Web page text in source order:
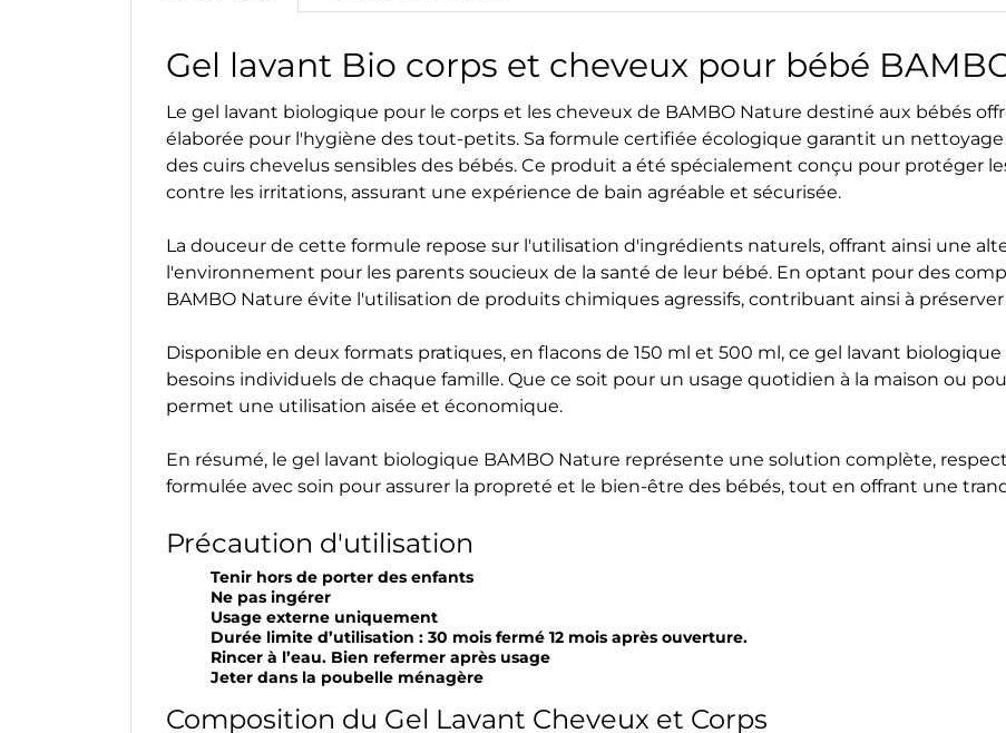
Gel lavant Bio corps et cheveux pour bébé
Le gel lavant biologique pour le corps et les cheveux de BAMBO Nature destiné aux bébés
élaborée pour l'hygiène des tout-petits. Sa formule certifiée écologique garantit un
des cuirs chevelus sensibles des bébés. Ce produit a été spécialement conçu pour protéger
contre les irritations, assurant une expérience de bain agréable et sécurisée.
La douceur de cette formule repose sur l'utilisation d'ingrédients naturels, offrant ainsi une
l'environnement pour les parents soucieux de la santé de leur bébé. En optant pour des
BAMBO Nature évite l'utilisation de produits chimiques agressifs, contribuant ainsi à
Disponible en deux formats pratiques, en flacons de 150 ml et 500 ml, ce gel lavant
besoins individuels de chaque famille. Que ce soit pour un usage quotidien à la maison ou
permet une utilisation aisée et économique.
En résumé, le gel lavant biologique BAMBO Nature représente une solution complète,
formulée avec soin pour assurer la propreté et le bien-être des bébés, tout en offrant une
Précaution d'utilisation
Tenir hors de porter des enfants
Ne pas ingérer
Usage externe uniquement
Durée limite d’utilisation : 30 mois fermé 12 mois après ouverture.
Rincer à l’eau. Bien refermer après usage
Jeter dans la poubelle ménagère
Composition du Gel Lavant Cheveux et Corps